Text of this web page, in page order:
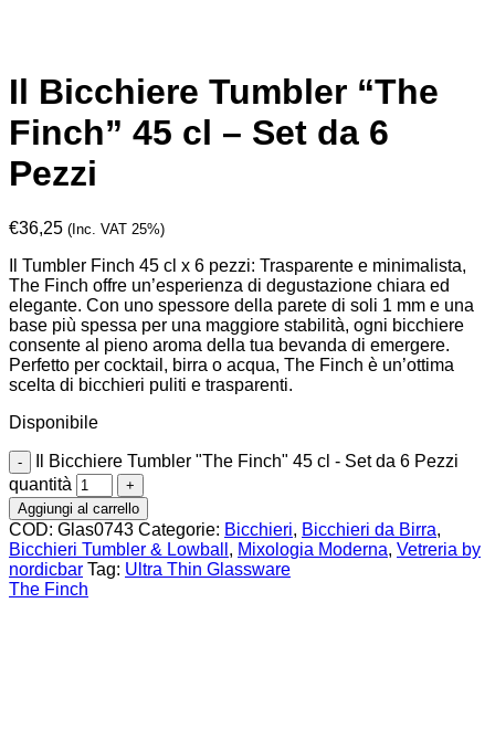
Il Bicchiere Tumbler “The
Finch” 45 cl – Set da 6
Pezzi
€36,25 (Inc. VAT 25%)
Il Tumbler Finch 45 cl x 6 pezzi: Trasparente e minimalista,
The Finch offre un’esperienza di degustazione chiara ed
elegante. Con uno spessore della parete di soli 1 mm e una
base più spessa per una maggiore stabilità, ogni bicchiere
consente al pieno aroma della tua bevanda di emergere.
Perfetto per cocktail, birra o acqua, The Finch è un’ottima
scelta di bicchieri puliti e trasparenti.
Disponibile
Il Bicchiere Tumbler "The Finch" 45 cl - Set da 6 Pezzi
quantità
Aggiungi al carrello
COD: Glas0743 Categorie: Bicchieri, Bicchieri da Birra,
Bicchieri Tumbler & Lowball , Mixologia Moderna, Vetreria by
nordicbar Tag: Ultra Thin Glassware
The Finch